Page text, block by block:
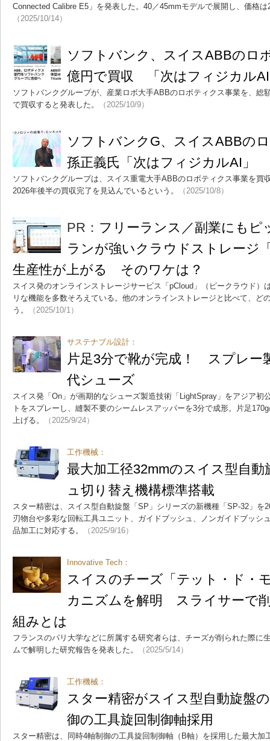
Connected Calibre E5」を発表した。40／45mmモデルで展開し、価格
（2025/10/14）
ソフトバンク、スイスABBのロ
億円で買収 「次はフィジカル
ソフトバンクグループが、産業ロボ大手ABBのロボティクス事業を、総
で買収すると発表した。
（2025/10/9）
ソフトバンクG、スイスABBの
孫正義氏「次はフィジカルAI」
ソフトバンクグループは、スイス重電大手ABBのロボティクス事業を買
2026年後半の買収完了を見込んでいるという。
（2025/10/8）
PR： フリーランス／副業にも
ランが強いクラウドストレージ
生産性が上がる そのワケは？
スイス発のオンラインストレージサービス「pCloud」（ピークラウド）
リな機能を多数そろえている。他のオンラインストレージと比べて、ど
う。
（2025/10/1）
サステナブル設計：
片足3分で靴が完成！ スプレー
代シューズ
スイス発「On」が画期的なシューズ製造技術「LightSpray」をアジア初
トをスプレーし、縫製不要のシームレスアッパーを3分で成形。片足
上げる。
（2025/9/24）
工作機械：
最大加工径32mmのスイス型自
ュ切り替え機構標準搭載
スター精密は、スイス型自動旋盤「SP」シリーズの新機種「SP-32」を
刃物台や多彩な回転工具ユニット、ガイドブッシュ、ノンガイドブッシ
品加工に対応する。
（2025/9/16）
Innovative Tech：
スイスのチーズ「テット・ド・
カニズムを解明 スライサーで
組みとは
フランスのパリ大学などに所属する研究者らは、チーズが削られた際に
ムで解明した研究報告を発表した。
（2025/5/14）
工作機械：
スター精密がスイス型自動旋盤
御の工具旋回制御軸採用
スター精密は、同時4軸制御の工具旋回制御軸（B軸）を採用した最大加